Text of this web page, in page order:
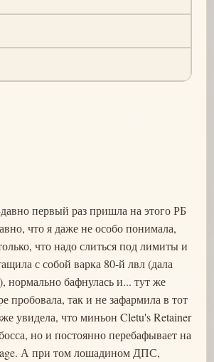
первый раз пришла на этого РБ
что я даже не особо понимала,
что надо слиться под лимиты и
с собой варка 80-й лвл (дала
нормально бафнулась и... тут же
пробовала, так и не зафармила в тот
увидела, что миньон Cletu's Retainer
но и постоянно перебафывает на
А при том лошадином ДПС,